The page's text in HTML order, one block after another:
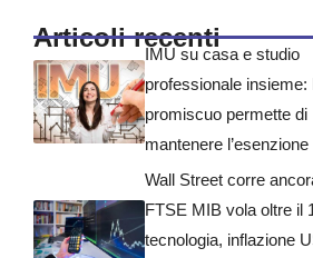
Articoli recenti
IMU su casa e studio
professionale insieme:
promiscuo permette di
mantenere l’esenzione
Wall Street corre
FTSE MIB vola oltre il
tecnologia, inflazione